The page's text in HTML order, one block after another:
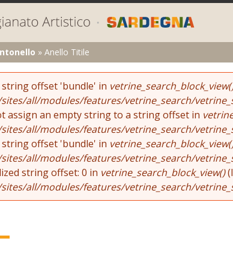
» Anello Titile
string offset 'bundle' in
all/modules/features/vetrine_search/
assign an empty string to a string offset in
all/modules/features/vetrine_search/
string offset 'bundle' in
all/modules/features/vetrine_search/
string offset: 0 in vetrine_search_block_view()
all/modules/features/vetrine_search/